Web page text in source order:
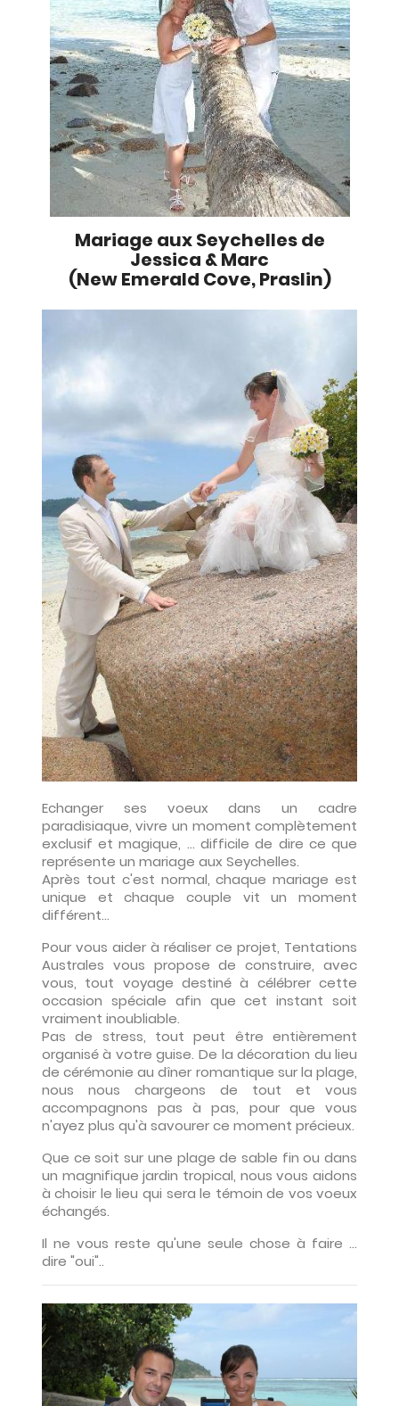
Mariage aux Seychelles de
Jessica & Marc
(New Emerald Cove, Praslin)
Echanger ses voeux dans un cadre
paradisiaque, vivre un moment complètement
exclusif et magique, ... difficile de dire ce que
représente un mariage aux Seychelles.
Après tout c'est normal, chaque mariage est
unique et chaque couple vit un moment
différent...
Pour vous aider à réaliser ce projet, Tentations
Australes vous propose de construire, avec
vous, tout voyage destiné à célébrer cette
occasion spéciale afin que cet instant soit
vraiment inoubliable.
Pas de stress, tout peut être entièrement
organisé à votre guise. De la décoration du lieu
de cérémonie au dîner romantique sur la plage,
nous nous chargeons de tout et vous
accompagnons pas à pas, pour que vous
n'ayez plus qu'à savourer ce moment précieux.
Que ce soit sur une plage de sable fin ou dans
un magnifique jardin tropical, nous vous aidons
à choisir le lieu qui sera le témoin de vos voeux
échangés.
Il ne vous reste qu'une seule chose à faire ...
dire "oui"..